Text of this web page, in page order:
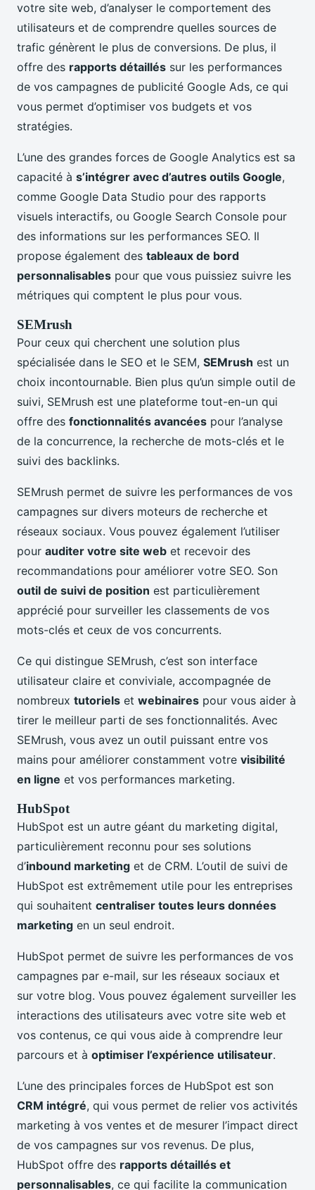
votre site web, d’analyser le comportement des
utilisateurs et de comprendre quelles sources de
trafic génèrent le plus de conversions. De plus, il
offre des rapports détaillés sur les performances
de vos campagnes de publicité Google Ads, ce qui
vous permet d’optimiser vos budgets et vos
stratégies.
L’une des grandes forces de Google Analytics est sa
capacité à s’intégrer avec d’autres outils Google,
comme Google Data Studio pour des rapports
visuels interactifs, ou Google Search Console pour
des informations sur les performances SEO. Il
propose également des tableaux de bord
personnalisables pour que vous puissiez suivre les
métriques qui comptent le plus pour vous.
SEMrush
Pour ceux qui cherchent une solution plus
spécialisée dans le SEO et le SEM, SEMrush est un
choix incontournable. Bien plus qu’un simple outil de
suivi, SEMrush est une plateforme tout-en-un qui
offre des fonctionnalités avancées pour l’analyse
de la concurrence, la recherche de mots-clés et le
suivi des backlinks.
SEMrush permet de suivre les performances de vos
campagnes sur divers moteurs de recherche et
réseaux sociaux. Vous pouvez également l’utiliser
pour auditer votre site web et recevoir des
recommandations pour améliorer votre SEO. Son
outil de suivi de position est particulièrement
apprécié pour surveiller les classements de vos
mots-clés et ceux de vos concurrents.
Ce qui distingue SEMrush, c’est son interface
utilisateur claire et conviviale, accompagnée de
nombreux tutoriels et webinaires pour vous aider à
tirer le meilleur parti de ses fonctionnalités. Avec
SEMrush, vous avez un outil puissant entre vos
mains pour améliorer constamment votre visibilité
en ligne et vos performances marketing.
HubSpot
HubSpot est un autre géant du marketing digital,
particulièrement reconnu pour ses solutions
d’inbound marketing et de CRM. L’outil de suivi de
HubSpot est extrêmement utile pour les entreprises
qui souhaitent centraliser toutes leurs données
marketing en un seul endroit.
HubSpot permet de suivre les performances de vos
campagnes par e-mail, sur les réseaux sociaux et
sur votre blog. Vous pouvez également surveiller les
interactions des utilisateurs avec votre site web et
vos contenus, ce qui vous aide à comprendre leur
parcours et à optimiser l’expérience utilisateur.
L’une des principales forces de HubSpot est son
CRM intégré, qui vous permet de relier vos activités
marketing à vos ventes et de mesurer l’impact direct
de vos campagnes sur vos revenus. De plus,
HubSpot offre des rapports détaillés et
personnalisables, ce qui facilite la communication